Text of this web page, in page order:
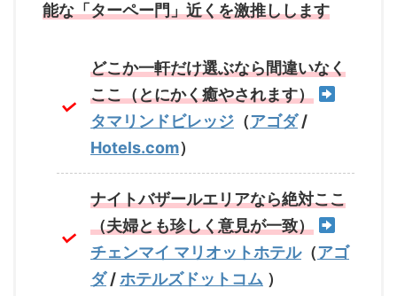
能な「ターペー門」近くを激推しします
どこか一軒だけ選ぶなら間違いなく
ここ（とにかく癒やされます）
タマリンドビレッジ （アゴダ/
Hotels.com）
ナイトバザールエリアなら絶対ここ
（夫婦とも珍しく意見が一致）
チェンマイ マリオットホテル（アゴ
ダ/ホテルズドットコム ）